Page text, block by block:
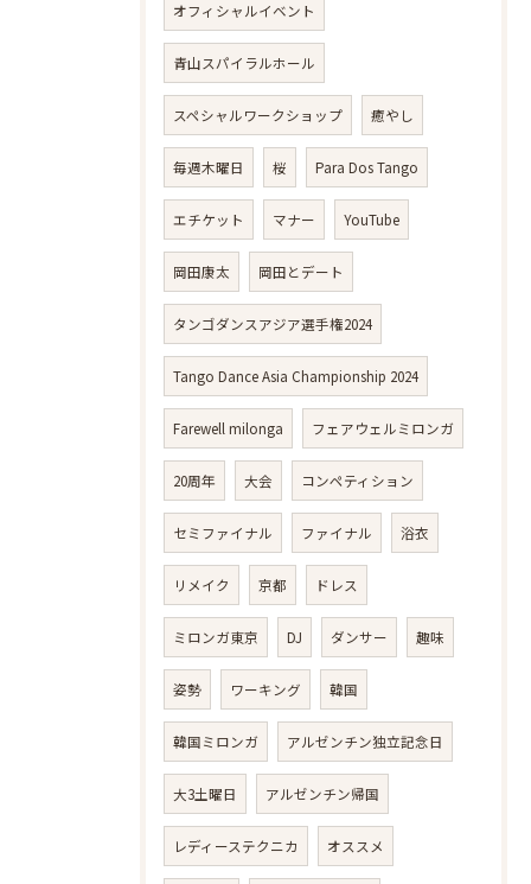
オフィシャルイベント
青山スパイラルホール
スペシャルワークショップ 癒やし
毎週木曜日 桜 Para Dos Tango
エチケット マナー YouTube
岡田康太 岡田とデート
タンゴダンスアジア選手権2024
Tango Dance Asia Championship 2024
Farewell milonga フェアウェルミロンガ
20周年 大会 コンペティション
セミファイナル ファイナル 浴衣
リメイク 京都 ドレス
ミロンガ東京 DJ ダンサー 趣味
姿勢 ワーキング 韓国
韓国ミロンガ アルゼンチン独立記念日
大3土曜日 アルゼンチン帰国
レディーステクニカ オススメ